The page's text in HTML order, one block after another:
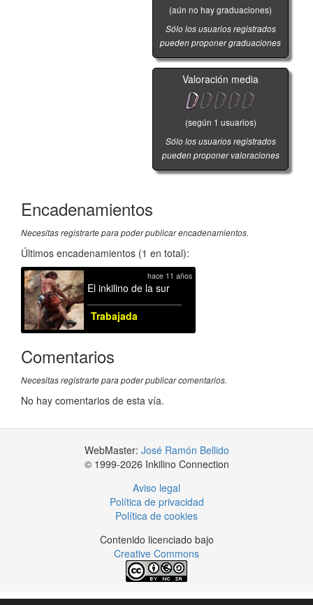
(aún no hay graduaciones)
Sólo los usuarios registrados
pueden proponer graduaciones
Valoración media
(según 1 usuarios)
Sólo los usuarios registrados
pueden proponer valoraciones
Encadenamientos
Necesitas registrarte para poder publicar encadenamientos.
Últimos encadenamientos (1 en total):
hace 11 años
El inkilino de la sur
Trabajada
Comentarios
Necesitas registrarte para poder publicar comentarios.
No hay comentarios de esta vía.
WebMaster: José Ramón Bellido
© 1999-2026 Inkilino Connection
Aviso legal
Política de privacidad
Política de cookies
Contenido licenciado bajo
Creative Commons